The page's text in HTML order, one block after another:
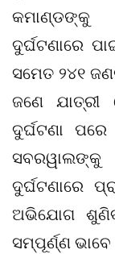
କମାଣ୍ଡଙ୍କୁ
ଦୁର୍ଘଟଣାରେ
ସମେତ ୨୪୧
ଜଣେ ଯାତ୍ରୀ
ଦୁର୍ଘଟଣା
ସବରୱାଲଙ୍କୁ
ଦୁର୍ଘଟଣାରେ
ଅଭିଯୋଗ
ସମ୍ପୂର୍ଣ୍ଣ